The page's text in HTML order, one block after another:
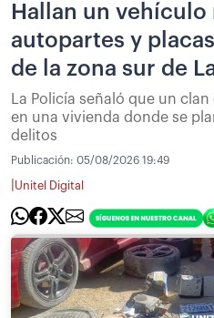
Hallan un vehículo
autopartes y
de la zona sur de
La Policía señaló que un
en una vivienda donde se
delitos
Publicación: 05/08/2026 19:49
Unitel Digital